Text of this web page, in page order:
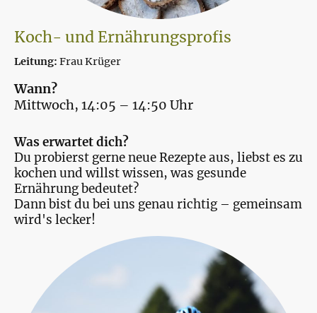
Koch- und Ernährungsprofis
Leitung: Frau Krüger
Wann?
Mittwoch, 14:05 – 14:50 Uhr
Was erwartet dich?
Du probierst gerne neue Rezepte aus, liebst es zu
kochen und willst wissen, was gesunde
Ernährung bedeutet?
Dann bist du bei uns genau richtig – gemeinsam
wird's lecker!